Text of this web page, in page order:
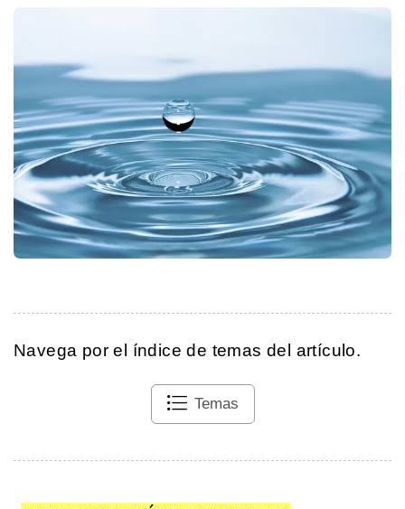
Navega por el índice de temas del artículo.
Temas